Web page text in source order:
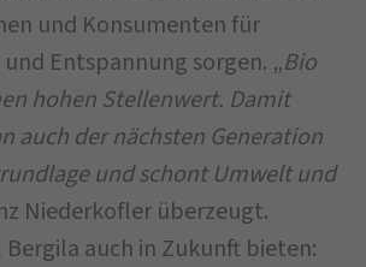
und Konsumenten für
Entspannung sorgen. „Bio
hohen Stellenwert. Damit
auch der nächsten Generation
und schont Umwelt und
Niederkofler überzeugt.
Bergila auch in Zukunft bieten: